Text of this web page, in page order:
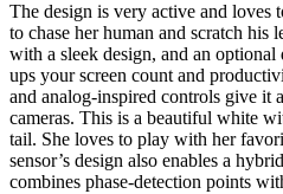
The design is very active and loves
to chase her human and scratch his
with a sleek design, and an
ups your screen count and
and analog-inspired controls give it
cameras. This is a beautiful white
tail. She loves to play with her
sensor’s design also enables a
combines phase-detection points